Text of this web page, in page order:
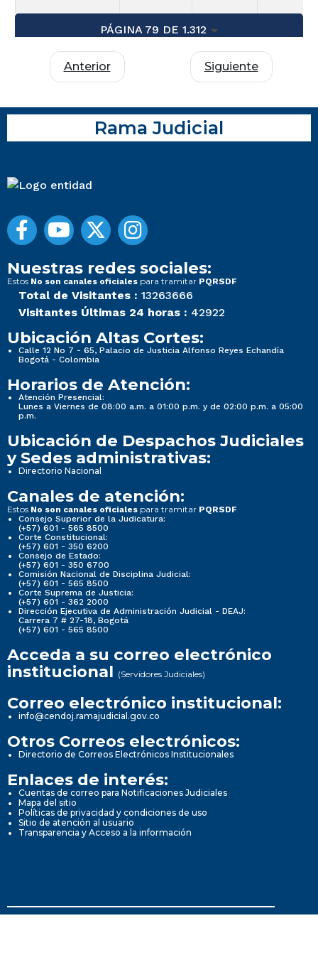
PÁGINA 79 DE 1.312
Anterior Siguiente
Rama Judicial
Nuestras redes sociales:
Estos No son canales oficiales para tramitar PQRSDF
Total de Visitantes : 13263666
Visitantes Últimas 24 horas : 42922
Ubicación Altas Cortes:
Calle 12 No 7 - 65, Palacio de Justicia Alfonso Reyes Echandía
Bogotá - Colombia
Horarios de Atención:
Atención Presencial:
Lunes a Viernes de 08:00 a.m. a 01:00 p.m. y de 02:00 p.m. a 05:00
p.m.
Ubicación de Despachos Judiciales
y Sedes administrativas:
Directorio Nacional
Canales de atención:
Estos No son canales oficiales para tramitar PQRSDF
Consejo Superior de la Judicatura:
(+57) 601 - 565 8500
Corte Constitucional:
(+57) 601 - 350 6200
Consejo de Estado:
(+57) 601 - 350 6700
Comisión Nacional de Disciplina Judicial:
(+57) 601 - 565 8500
Corte Suprema de Justicia:
(+57) 601 - 362 2000
Dirección Ejecutiva de Administración Judicial - DEAJ:
Carrera 7 # 27-18, Bogotá
(+57) 601 - 565 8500
Acceda a su correo electrónico
institucional (Servidores Judiciales)
Correo electrónico institucional:
info@cendoj.ramajudicial.gov.co
Otros Correos electrónicos:
Directorio de Correos Electrónicos Institucionales
Enlaces de interés:
Cuentas de correo para Notificaciones Judiciales
Mapa del sitio
Políticas de privacidad y condiciones de uso
Sitio de atención al usuario
Transparencia y Acceso a la información